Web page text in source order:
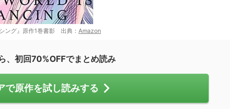
ング』原作1巻書影 出典： Amazon
、初回70%OFFでまとめ読み
で原作を試し読みする